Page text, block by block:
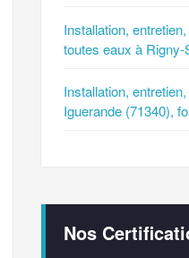
Installation,
toutes eaux à
Installation,
Iguerande (71340),
Nos